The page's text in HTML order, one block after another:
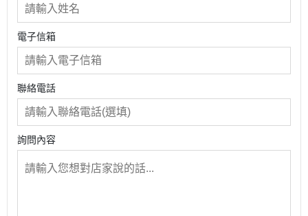
電子信箱
聯絡電話
詢問內容